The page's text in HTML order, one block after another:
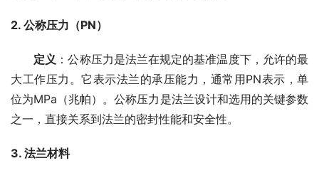
2. 公称压力（PN）
定义 ：公称压力是法兰在规定的基准温度下，允许的最
大工作压力。它表示法兰的承压能力，通常用PN表示，单
位为MPa（兆帕）。公称压力是法兰设计和选用的关键参数
之一，直接关系到法兰的密封性能和安全性。
3. 法兰材料